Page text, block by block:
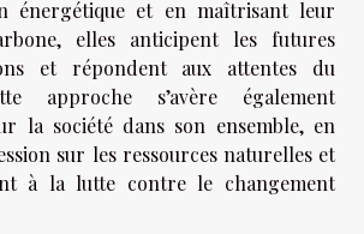
énergétique et en maîtrisant leur
elles anticipent les futures
et répondent aux attentes du
approche s’avère également
la société dans son ensemble, en
sur les ressources naturelles et
à la lutte contre le changement